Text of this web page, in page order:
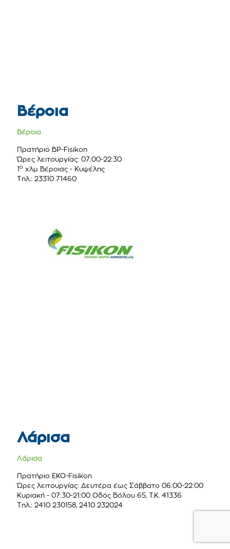
Βέροια
Βέροια
Πρατήριο BP-Fisikon
Ώρες λειτουργίας: 07:00-22:30
1 ο χλμ Βέροιας - Κυψέλης
Τηλ.: 23310 71460
Λάρισα
Λάρισα
Πρατήριο ΕΚΟ-Fisikon
Ώρες λειτουργίας: Δευτέρα έως Σάββατο 06:00-22:00
Κυριακή - 07:30-21:00 Οδός Βόλου 65, Τ.Κ. 41336
Τηλ.: 2410 230158, 2410 232024